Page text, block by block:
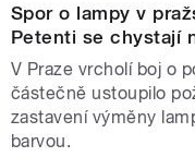
Spor o lampy v
Petenti se chystají
V Praze vrcholí boj o
částečně ustoupilo
zastavení výměny
barvou.